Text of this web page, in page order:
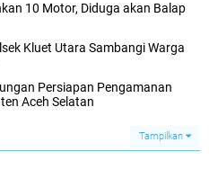
10 Motor, Diduga akan Balap
Kluet Utara Sambangi Warga
Persiapan Pengamanan
Aceh Selatan
Tampilkan